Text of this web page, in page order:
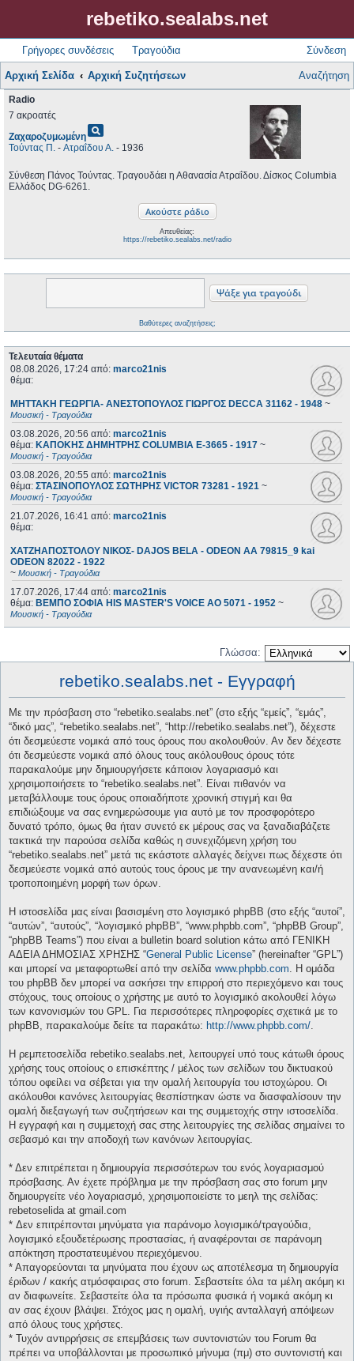
rebetiko.sealabs.net
Γρήγορες συνδέσεις Τραγούδια Σύνδεση
Αρχική Σελίδα Αρχική Συζητήσεων Αναζήτηση
Radio
7 ακροατές
Ζαχαροζυμωμένηpageview
Τούντας Π. - Ατραΐδου Α. - 1936
Σύνθεση Πάνος Τούντας. Τραγουδάει η Αθανασία Ατραΐδου. Δίσκος Columbia
Ελλάδος DG-6261.
Απευθείας:
https://rebetiko.sealabs.net/radio
Βαθύτερες αναζητήσεις;
Τελευταία θέματα
08.08.2026, 17:24 από: marco21nis
θέμα:
ΜΗΤΤΑΚΗ ΓΕΩΡΓΙΑ- ΑΝΕΣΤΟΠΟΥΛΟΣ ΓΙΩΡΓΟΣ DECCA 31162 - 1948 ~
Μουσική - Τραγούδια
03.08.2026, 20:56 από: marco21nis
θέμα: ΚΑΠΟΚΗΣ ΔΗΜΗΤΡΗΣ COLUMBIA E-3665 - 1917 ~
Μουσική - Τραγούδια
03.08.2026, 20:55 από: marco21nis
θέμα: ΣΤΑΣΙΝΟΠΟΥΛΟΣ ΣΩΤΗΡΗΣ VICTOR 73281 - 1921 ~
Μουσική - Τραγούδια
21.07.2026, 16:41 από: marco21nis
θέμα:
ΧΑΤΖΗΑΠΟΣΤΟΛΟΥ ΝΙΚΟΣ- DAJOS BELA - ODEON AA 79815_9 kai
ODEON 82022 - 1922
~ Μουσική - Τραγούδια
17.07.2026, 17:44 από: marco21nis
θέμα: ΒΕΜΠΟ ΣΟΦΙΑ HIS MASTER'S VOICE AO 5071 - 1952 ~
Μουσική - Τραγούδια
Γλώσσα:
rebetiko.sealabs.net - Εγγραφή
Με την πρόσβαση στο “rebetiko.sealabs.net” (στο εξής “εμείς”, “εμάς”,
“δικό μας”, “rebetiko.sealabs.net”, “http://rebetiko.sealabs.net”), δέχεστε
ότι δεσμεύεστε νομικά από τους όρους που ακολουθούν. Αν δεν δέχεστε
ότι δεσμεύεστε νομικά από όλους τους ακόλουθους όρους τότε
παρακαλούμε μην δημιουργήσετε κάποιον λογαριασμό και
χρησιμοποιήσετε το “rebetiko.sealabs.net”. Είναι πιθανόν να
μεταβάλλουμε τους όρους οποιαδήποτε χρονική στιγμή και θα
επιδιώξουμε να σας ενημερώσουμε για αυτό με τον προσφορότερο
δυνατό τρόπο, όμως θα ήταν συνετό εκ μέρους σας να ξαναδιαβάζετε
τακτικά την παρούσα σελίδα καθώς η συνεχιζόμενη χρήση του
“rebetiko.sealabs.net” μετά τις εκάστοτε αλλαγές δείχνει πως δέχεστε ότι
δεσμεύεστε νομικά από αυτούς τους όρους με την ανανεωμένη και/ή
τροποποιημένη μορφή των όρων.
Η ιστοσελίδα μας είναι βασισμένη στο λογισμικό phpBB (στο εξής “αυτοί”,
“αυτών”, “αυτούς”, “λογισμικό phpBB”, “www.phpbb.com”, “phpBB Group”,
“phpBB Teams”) που είναι a bulletin board solution κάτω από ΓΕΝΙΚΗ
ΑΔΕΙΑ ΔΗΜΟΣΙΑΣ ΧΡΗΣΗΣ “General Public License” (hereinafter “GPL”)
και μπορεί να μεταφορτωθεί από την σελίδα www.phpbb.com. Η ομάδα
του phpBB δεν μπορεί να ασκήσει την επιρροή στο περιεχόμενο και τους
στόχους, τους οποίους ο χρήστης με αυτό το λογισμικό ακολουθεί λόγω
των κανονισμών του GPL. Για περισσότερες πληροφορίες σχετικά με το
phpBB, παρακαλούμε δείτε τα παρακάτω: http://www.phpbb.com/.
Η ρεμπετοσελίδα rebetiko.sealabs.net, λειτουργεί υπό τους κάτωθι όρους
χρήσης τους οποίους ο επισκέπτης / μέλος των σελίδων του δικτυακού
τόπου οφείλει να σέβεται για την ομαλή λειτουργία του ιστοχώρου. Οι
ακόλουθοι κανόνες λειτουργίας θεσπίστηκαν ώστε να διασφαλίσουν την
ομαλή διεξαγωγή των συζητήσεων και της συμμετοχής στην ιστοσελίδα.
Η εγγραφή και η συμμετοχή σας στης λειτουργίες της σελίδας σημαίνει το
σεβασμό και την αποδοχή των κανόνων λειτουργίας.
* Δεν επιτρέπεται η δημιουργία περισσότερων του ενός λογαριασμού
πρόσβασης. Αν έχετε πρόβλημα με την πρόσβαση σας στο forum μην
δημιουργείτε νέο λογαριασμό, χρησιμοποιείστε το μεηλ της σελίδας:
rebetoselida at gmail.com
* Δεν επιτρέπονται μηνύματα για παράνομο λογισμικό/τραγούδια,
λογισμικό εξουδετέρωσης προστασίας, ή αναφέρονται σε παράνομη
απόκτηση προστατευμένου περιεχόμενου.
* Απαγορεύονται τα μηνύματα που έχουν ως αποτέλεσμα τη δημιουργία
έριδων / κακής ατμόσφαιρας στο forum. Σεβαστείτε όλα τα μέλη ακόμη κι
αν διαφωνείτε. Σεβαστείτε όλα τα πρόσωπα φυσικά ή νομικά ακόμη κι
αν σας έχουν βλάψει. Στόχος μας η ομαλή, υγιής ανταλλαγή απόψεων
από όλους τους χρήστες.
* Τυχόν αντιρρήσεις σε επεμβάσεις των συντονιστών του Forum θα
πρέπει να υποβάλλονται με προσωπικό μήνυμα (πμ) στο συντονιστή και